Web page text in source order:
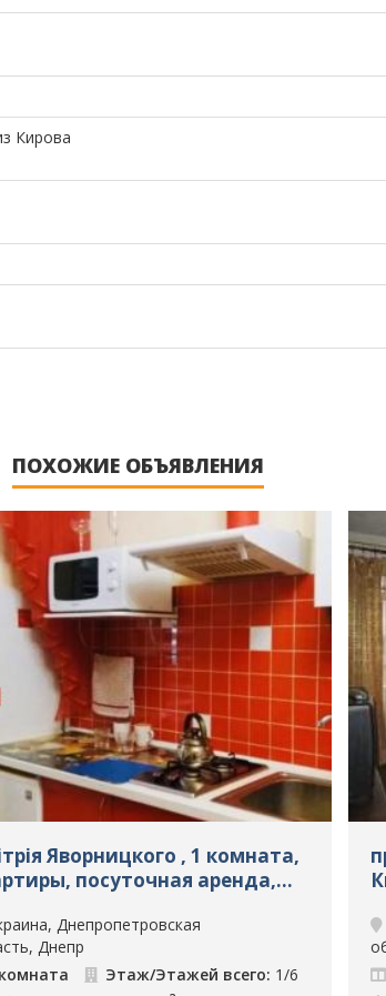
Кирова
ПОХОЖИЕ ОБЪЯВЛЕНИЯ
Яворницкого , 1 комната,
посуточная аренда,
Днепропетровская
Днепр
Этаж/Этажей всего: 1/6